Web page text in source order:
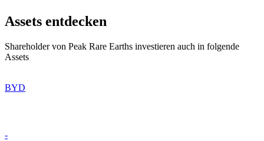
Assets entdecken
Shareholder von Peak Rare Earths investieren auch in folgende
Assets
BYD
-